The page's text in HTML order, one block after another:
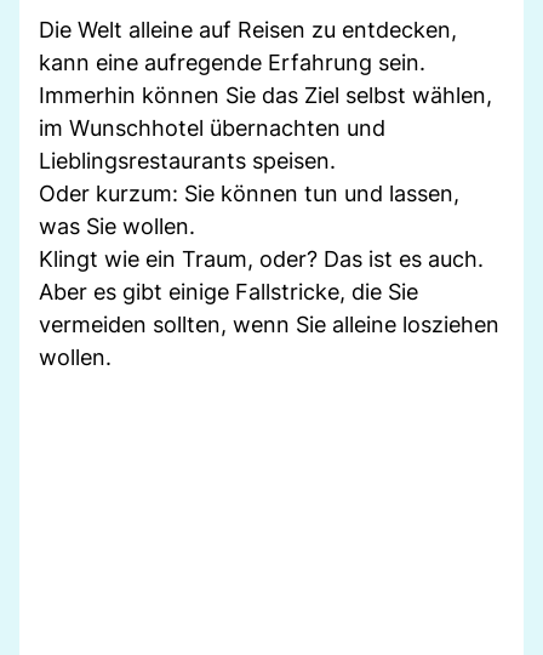
Die Welt alleine auf Reisen zu entdecken,
kann eine aufregende Erfahrung sein.
Immerhin können Sie das Ziel selbst wählen,
im Wunschhotel übernachten und
Lieblingsrestaurants speisen.
Oder kurzum: Sie können tun und lassen,
was Sie wollen.
Klingt wie ein Traum, oder? Das ist es auch.
Aber es gibt einige Fallstricke, die Sie
vermeiden sollten, wenn Sie alleine losziehen
wollen.